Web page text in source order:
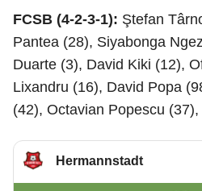
FCSB (4-2-3-1): Ştefan
Pantea (28), Siyabonga
Duarte (3), David Kiki (12),
Lixandru (16), David Popa
(42), Octavian Popescu
Hermannstadt